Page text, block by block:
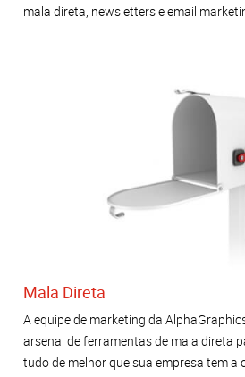
mala direta, newsletters e email
Mala Direta
A equipe de marketing da
arsenal de ferramentas de mala direta
tudo de melhor que sua empresa tem a